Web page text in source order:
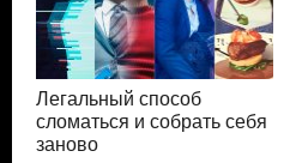
Легальный способ
сломаться и собрать себя
заново